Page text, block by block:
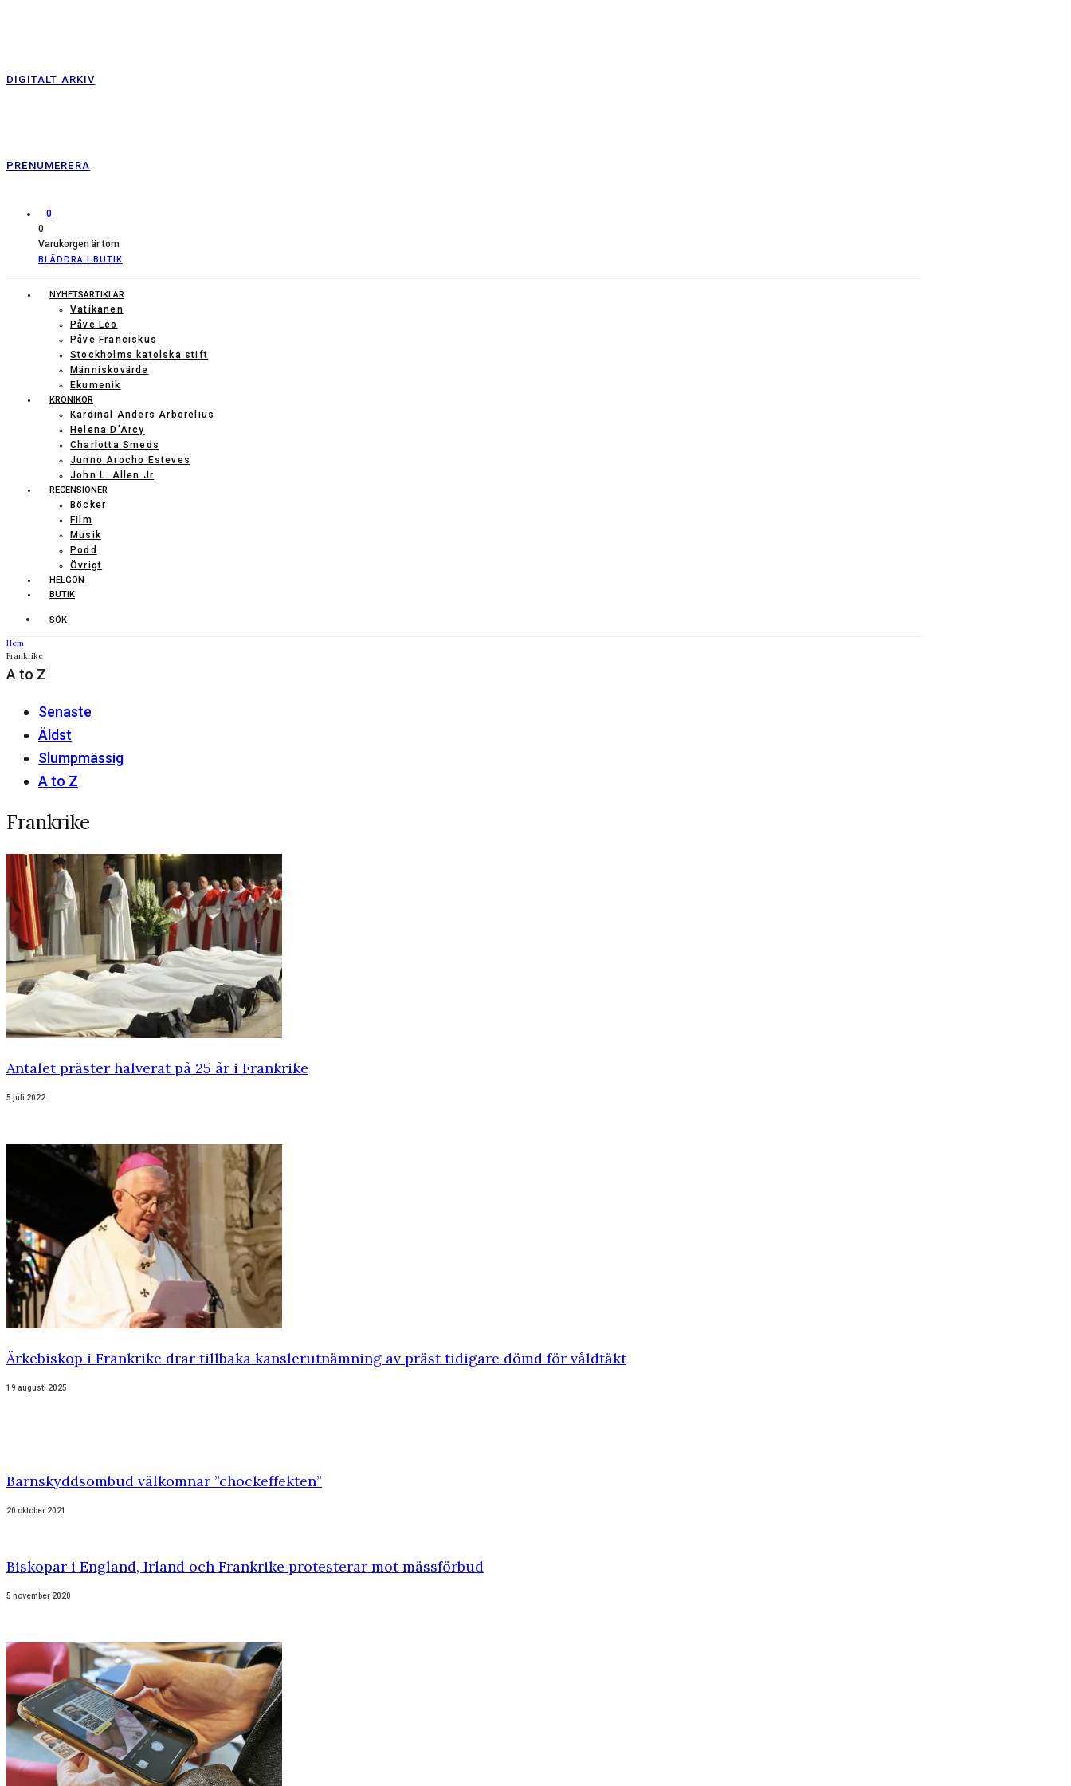
DIGITALT ARKIV
PRENUMERERA
0
0
Varukorgen är tom
BLÄDDRA I BUTIK
NYHETSARTIKLAR
Vatikanen
Påve Leo
Påve Franciskus
Stockholms katolska stift
Människovärde
Ekumenik
KRÖNIKOR
Kardinal Anders Arborelius
Helena D’Arcy
Charlotta Smeds
Junno Arocho Esteves
John L. Allen Jr
RECENSIONER
Böcker
Film
Musik
Podd
Övrigt
HELGON
BUTIK
SÖK
Hem
Frankrike
A to Z
Senaste
Äldst
Slumpmässig
A to Z
Frankrike
Antalet präster halverat på 25 år i Frankrike
5 juli 2022
Ärkebiskop i Frankrike drar tillbaka kanslerutnämning av präst tidigare dömd för våldtäkt
19 augusti 2025
Barnskyddsombud välkomnar ”chockeffekten”
20 oktober 2021
Biskopar i England, Irland och Frankrike protesterar mot mässförbud
5 november 2020